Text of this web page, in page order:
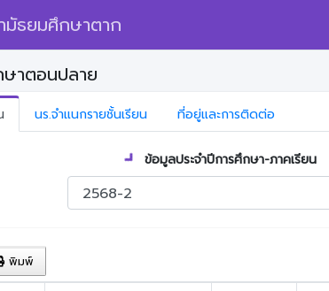
มัธยมศึกษาตาก
าตอนปลาย
นร.จำแนกรายชั้นเรียน ที่อยู่และการติดต่อ
ข้อมูลประจำปีการศึกษา-ภาคเรียน
พิมพ์